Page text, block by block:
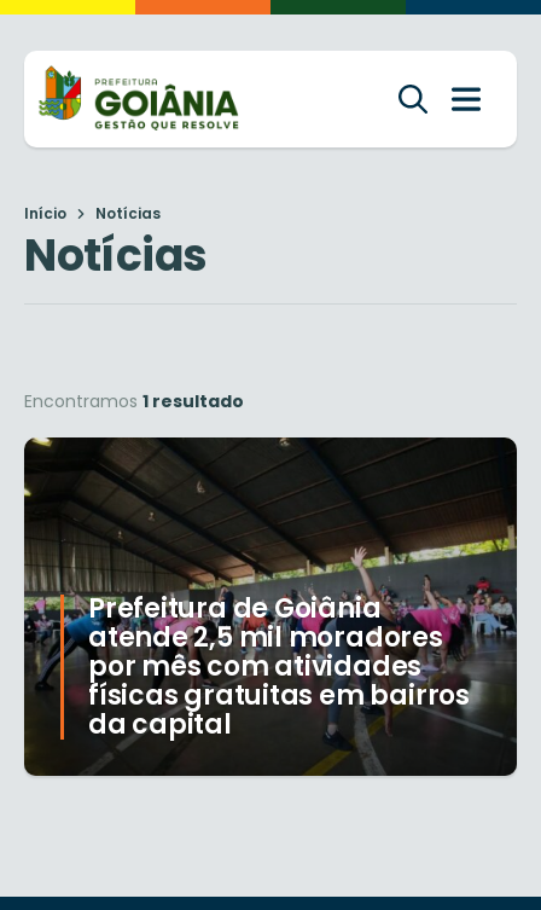
Início Notícias
Notícias
Encontramos 1 resultado
Prefeitura de Goiânia
atende 2,5 mil moradores
por mês com atividades
físicas gratuitas em bairros
da capital